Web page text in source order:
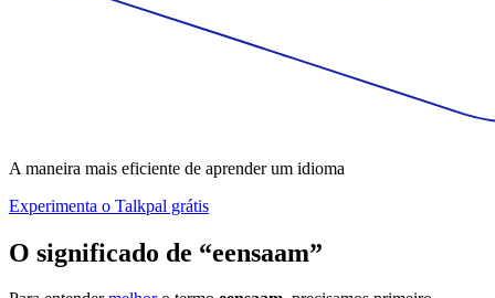
A maneira mais eficiente de aprender um idioma
Experimenta o Talkpal grátis
O significado de “eensaam”